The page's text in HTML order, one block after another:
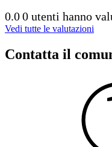
0.00 utenti hanno
Vedi tutte le valutazioni
Contatta il